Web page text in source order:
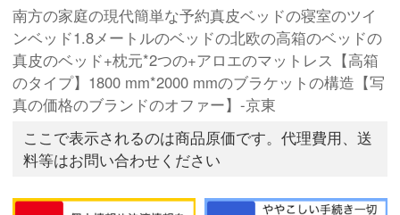
南方の家庭の現代簡単な予約真皮ベッドの寝室のツイ
ンベッド1.8メートルのベッドの北欧の高箱のベッドの
真皮のベッド+枕元*2つの+アロエのマットレス【高箱
のタイプ】1800 mm*2000 mmのブラケットの構造【写
真の価格のブランドのオファー】-京東
ここで表示されるのは商品原価です。代理費用、送
料等はお問い合わせください